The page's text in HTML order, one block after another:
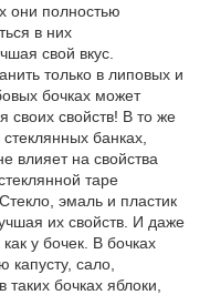
они полностью
в них
свой вкус.
только в липовых и
бочках может
своих свойств! В то же
банках,
влияет на свойства
таре
эмаль и пластик
их свойств. И даже
у бочек. В бочках
капусту, сало,
бочках яблоки,